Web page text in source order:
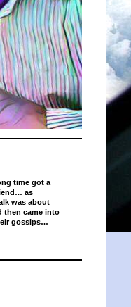
time got a
as
was about
then came into
gossips…